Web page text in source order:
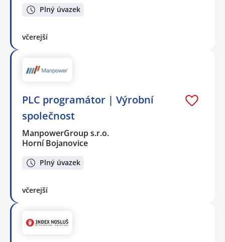
Plný úvazek
včerejší
PLC programátor | Výrobní
společnost
ManpowerGroup s.r.o.
Horní Bojanovice
Plný úvazek
včerejší